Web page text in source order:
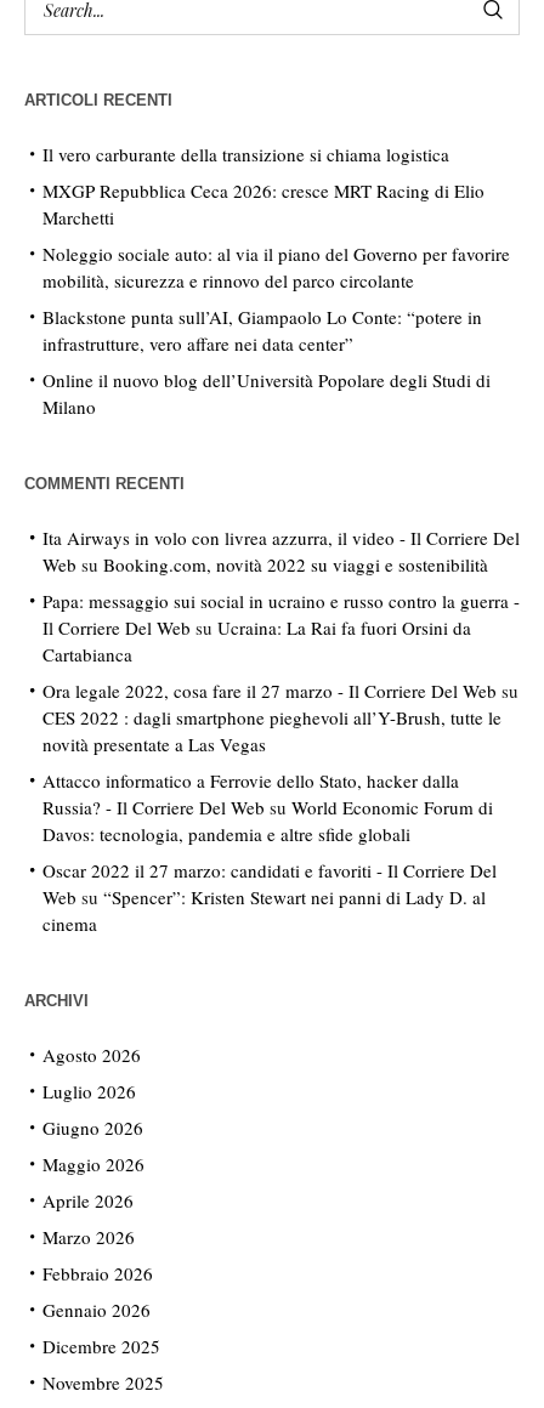
ARTICOLI RECENTI
Il vero carburante della transizione si chiama logistica
MXGP Repubblica Ceca 2026: cresce MRT Racing di Elio
Marchetti
Noleggio sociale auto: al via il piano del Governo per favorire
mobilità, sicurezza e rinnovo del parco circolante
Blackstone punta sull’AI, Giampaolo Lo Conte: “potere in
infrastrutture, vero affare nei data center”
Online il nuovo blog dell’Università Popolare degli Studi di
Milano
COMMENTI RECENTI
Ita Airways in volo con livrea azzurra, il video - Il Corriere Del
Web su Booking.com, novità 2022 su viaggi e sostenibilità
Papa: messaggio sui social in ucraino e russo contro la guerra -
Il Corriere Del Web su Ucraina: La Rai fa fuori Orsini da
Cartabianca
Ora legale 2022, cosa fare il 27 marzo - Il Corriere Del Web su
CES 2022 : dagli smartphone pieghevoli all’Y-Brush, tutte le
novità presentate a Las Vegas
Attacco informatico a Ferrovie dello Stato, hacker dalla
Russia? - Il Corriere Del Web su World Economic Forum di
Davos: tecnologia, pandemia e altre sfide globali
Oscar 2022 il 27 marzo: candidati e favoriti - Il Corriere Del
Web su “Spencer”: Kristen Stewart nei panni di Lady D. al
cinema
ARCHIVI
Agosto 2026
Luglio 2026
Giugno 2026
Maggio 2026
Aprile 2026
Marzo 2026
Febbraio 2026
Gennaio 2026
Dicembre 2025
Novembre 2025